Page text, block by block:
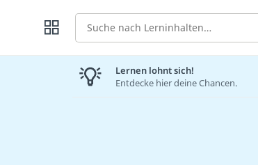
Suche
Lernen lohnt sich!
Entdecke hier deine Chancen.